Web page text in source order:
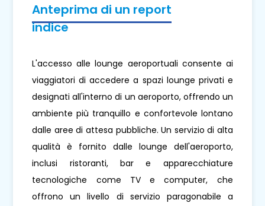
Anteprima di un report
indice
L'accesso alle lounge aeroportuali consente ai
viaggiatori di accedere a spazi lounge privati ​​e
designati all'interno di un aeroporto, offrendo un
ambiente più tranquillo e confortevole lontano
dalle aree di attesa pubbliche. Un servizio di alta
qualità è fornito dalle lounge dell'aeroporto,
inclusi ristoranti, bar e apparecchiature
tecnologiche come TV e computer, che
offrono un livello di servizio paragonabile a